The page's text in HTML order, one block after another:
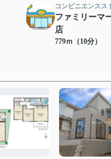
コンビニエンスス
ファミリーマ
店
779ｍ（10分）